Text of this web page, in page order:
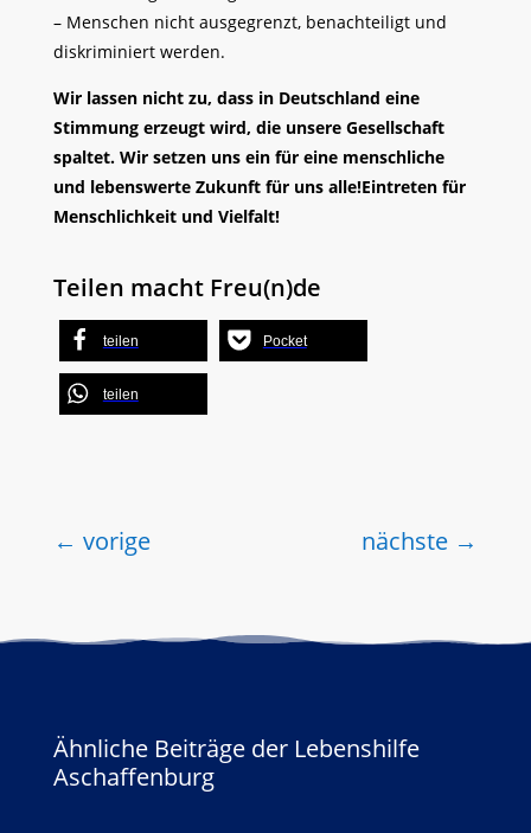
– Menschen nicht ausgegrenzt, benachteiligt und
diskriminiert werden.
Wir lassen nicht zu, dass in Deutschland eine
Stimmung erzeugt wird, die unsere Gesellschaft
spaltet. Wir setzen uns ein für eine menschliche
und lebenswerte Zukunft für uns alle!Eintreten für
Menschlichkeit und Vielfalt!
Teilen macht Freu(n)de
teilen Pocket
teilen
← vorige nächste →
Ähnliche Beiträge der Lebenshilfe
Aschaffenburg